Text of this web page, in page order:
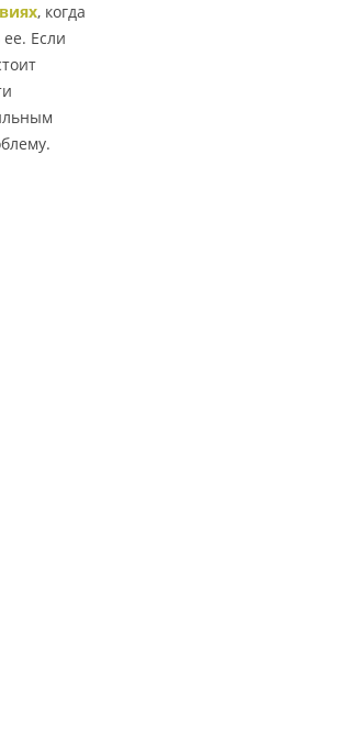
, когда
Если